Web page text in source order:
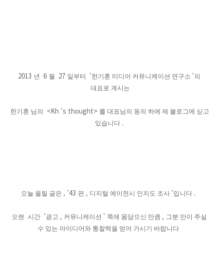
2013 년 6 월 27 일부터 '한기훈 미디어 커뮤니케이션 연구소 '의
대표로 계시는
한기훈 님의 <Kh ’s thought> 를 대표님의 동의 하에 제 블로그에 싣고
있습니다 .
오늘 올릴 글은 , '43 편 , 디지털 에이전시 인지도 조사 '입니다 .
오랜 시간 '광고 , 커뮤니케이션 ' 쪽에 몸담으신 만큼 , 그분 만이 주실
수 있는 아이디어와 통찰력을 얻어 가시기 바랍니다